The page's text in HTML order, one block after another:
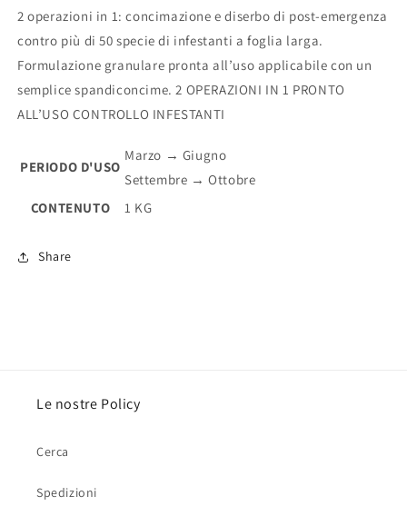
2 operazioni in 1: concimazione e diserbo di post-emergenza
contro più di 50 specie di infestanti a foglia larga.
Formulazione granulare pronta all’uso applicabile con un
semplice spandiconcime. 2 OPERAZIONI IN 1 PRONTO
ALL’USO CONTROLLO INFESTANTI
PERIODO D'USO
Marzo → Giugno
Settembre → Ottobre
CONTENUTO
1 KG
Share
Le nostre Policy
Cerca
Spedizioni